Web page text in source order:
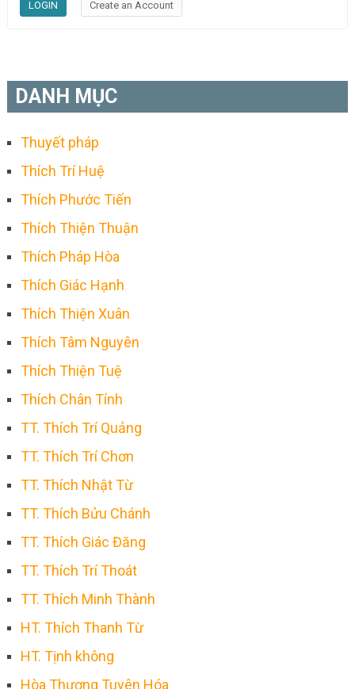
DANH MỤC
Thuyết pháp
Thích Trí Huệ
Thích Phước Tiến
Thích Thiện Thuận
Thích Pháp Hòa
Thích Giác Hạnh
Thích Thiện Xuân
Thích Tâm Nguyên
Thích Thiện Tuệ
Thích Chân Tính
TT. Thích Trí Quảng
TT. Thích Trí Chơn
TT. Thích Nhật Từ
TT. Thích Bửu Chánh
TT. Thích Giác Đăng
TT. Thích Trí Thoát
TT. Thích Minh Thành
HT. Thích Thanh Từ
HT. Tịnh không
Hòa Thượng Tuyên Hóa